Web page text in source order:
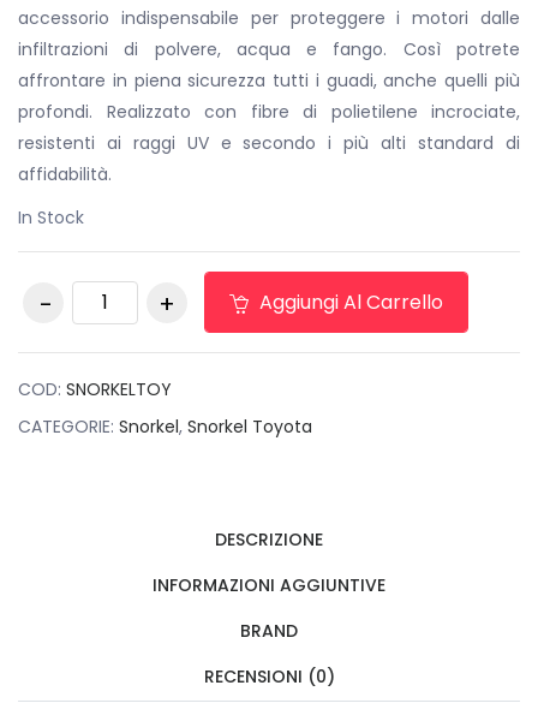
accessorio indispensabile per proteggere i motori dalle
infiltrazioni di polvere, acqua e fango. Così potrete
affrontare in piena sicurezza tutti i guadi, anche quelli più
profondi. Realizzato con fibre di polietilene incrociate,
resistenti ai raggi UV e secondo i più alti standard di
affidabilità.
In Stock
Snorkel Rv per
TOYOTA BJ70-71
Aggiungi Al Carrello
COD: SNORKELTOY
CATEGORIE: Snorkel, Snorkel Toyota
DESCRIZIONE
INFORMAZIONI AGGIUNTIVE
BRAND
RECENSIONI (0)